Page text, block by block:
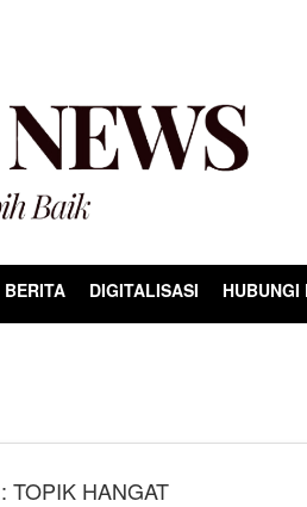
BERITA DIGITALISASI HUBUNGI
TOPIK HANGAT